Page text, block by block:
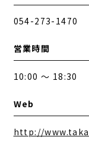
054-273-1470
営業時間
10:00 ～ 18:30
Web
http://